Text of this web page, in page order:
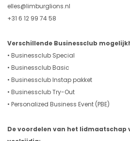
elles@limburglions.nl
+31 6 12 99 74 58
Verschillende Businessclub
• Businessclub Special
• Businessclub Basic
• Businessclub Instap pakket
• Businessclub Try-Out
• Personalized Business Event (PBE)
De voordelen van het lidmaatschap